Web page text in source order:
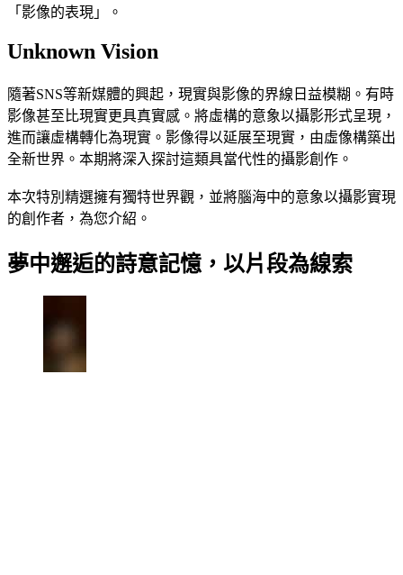
「影像的表現」。
Unknown Vision
隨著SNS等新媒體的興起，現實與影像的界線日益模糊。有時
影像甚至比現實更具真實感。將虛構的意象以攝影形式呈現，
進而讓虛構轉化為現實。影像得以延展至現實，由虛像構築出
全新世界。本期將深入探討這類具當代性的攝影創作。
本次特別精選擁有獨特世界觀，並將腦海中的意象以攝影實現
的創作者，為您介紹。
夢中邂逅的詩意記憶，以片段為線索